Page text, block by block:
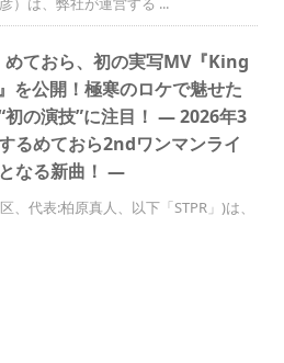
めておら、初の実写MV『King
を公開！極寒のロケで魅せた
初の演技”に注目！ ― 2026年3
るめておら2ndワンマンライ
なる新曲！ ―
、代表:柏原真人、以下「STPR」)は、